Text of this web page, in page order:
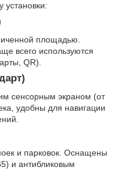
установки:
площадью.
всего используются
QR).
сенсорным экраном (от
удобны для навигации
и парковок. Оснащены
и антибликовым